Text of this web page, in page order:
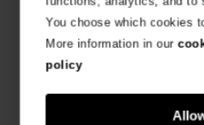
You choose which cookies
More information in our
policy
harten